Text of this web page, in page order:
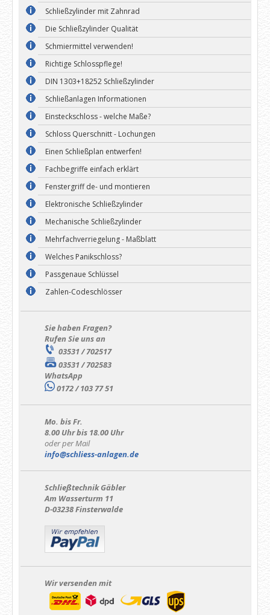
Schließzylinder mit Zahnrad
Die Schließzylinder Qualität
Schmiermittel verwenden!
Richtige Schlosspflege!
DIN 1303+18252 Schließzylinder
Schließanlagen Informationen
Einsteckschloss - welche Maße?
Schloss Querschnitt - Lochungen
Einen Schließplan entwerfen!
Fachbegriffe einfach erklärt
Fenstergriff de- und montieren
Elektronische Schließzylinder
Mechanische Schließzylinder
Mehrfachverriegelung - Maßblatt
Welches Panikschloss?
Passgenaue Schlüssel
Zahlen-Codeschlösser
Sie haben Fragen?
Rufen Sie uns an
03531 / 702517
03531 / 702583
WhatsApp
0172 / 103 77 51
Mo. bis Fr.
8.00 Uhr bis 18.00 Uhr
oder per Mail
info@schliess-anlagen.de
Schließtechnik Gäbler
Am Wasserturm 11
D-03238 Finsterwalde
Wir versenden mit